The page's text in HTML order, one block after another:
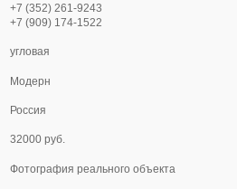
+7 (352) 261-9243
+7 (909) 174-1522
угловая
Модерн
Россия
32000 руб.
Фотография реального объекта